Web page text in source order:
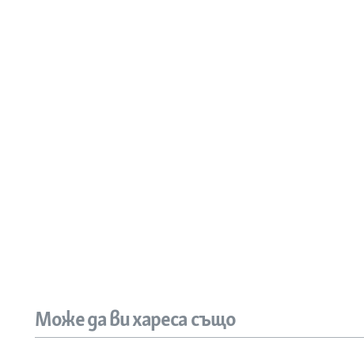
Може да ви хареса също